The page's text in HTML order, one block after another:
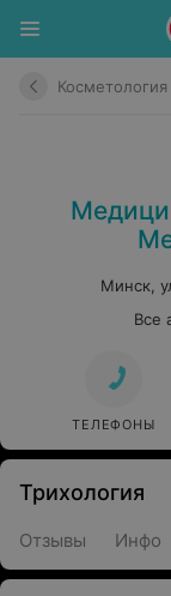
Минск,
Все
ТЕЛЕФОНЫ
Трихология
Отзывы Инфо